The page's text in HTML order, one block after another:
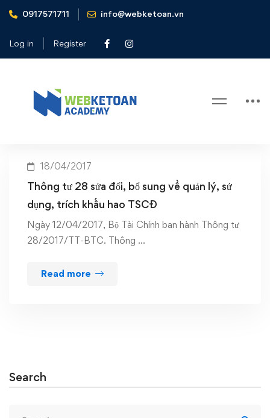
0917571711 info@webketoan.vn
Log in Register
Home bổ sung về quản lý sử dụng khấu hao TSCĐ
Tag: bổ sung về quản lý sử dụng
18/04/2017
Thông tư 28 sửa đổi, bổ sung về quản lý, sử
dụng, trích khấu hao TSCĐ
Ngày 12/04/2017, Bộ Tài Chính ban hành Thông tư
28/2017/TT-BTC. Thông …
Read more
Search